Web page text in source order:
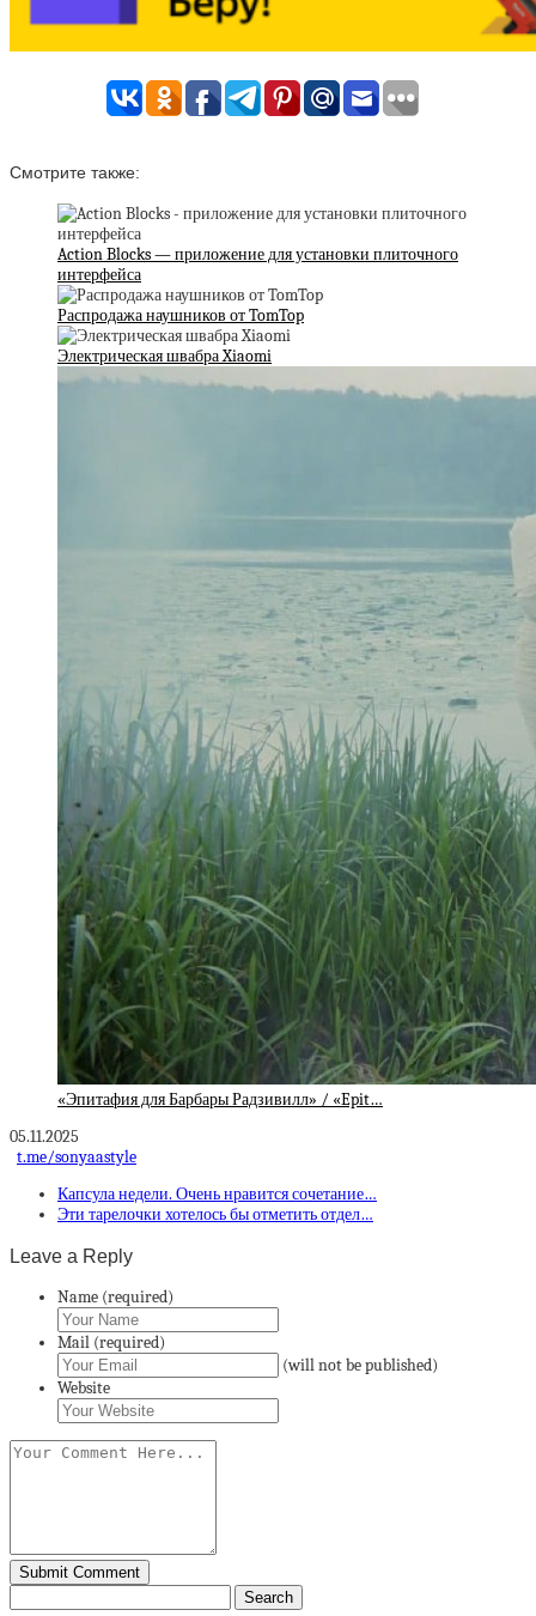
Смотрите также:
Action Blocks — приложение для установки плиточного
интерфейса
Распродажа наушников от TomTop
Электрическая швабра Xiaomi
«Эпитафия для Барбары Радзивилл» / «Epit…
05.11.2025
t.me/sonyaastyle
Капсула недели. Очень нравится сочетание…
Эти тарелочки хотелось бы отметить отдел…
Leave a Reply
Name (required)
Mail (required)
(will not be published)
Website